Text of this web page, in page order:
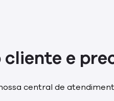
cliente e
central de